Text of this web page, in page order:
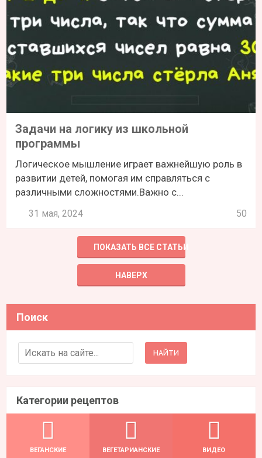
Задачи на логику из школьной
программы
Логическое мышление играет важнейшую роль в
развитии детей, помогая им справляться с
различными сложностями.Важно с...
31 мая, 2024 50
ПОКАЗАТЬ ВСЕ СТАТЬИ
НАВЕРХ
Поиск
Search for:
Категории рецептов
ВЕГАНСКИЕ ВЕГЕТАРИАНСКИЕ ВИДЕО